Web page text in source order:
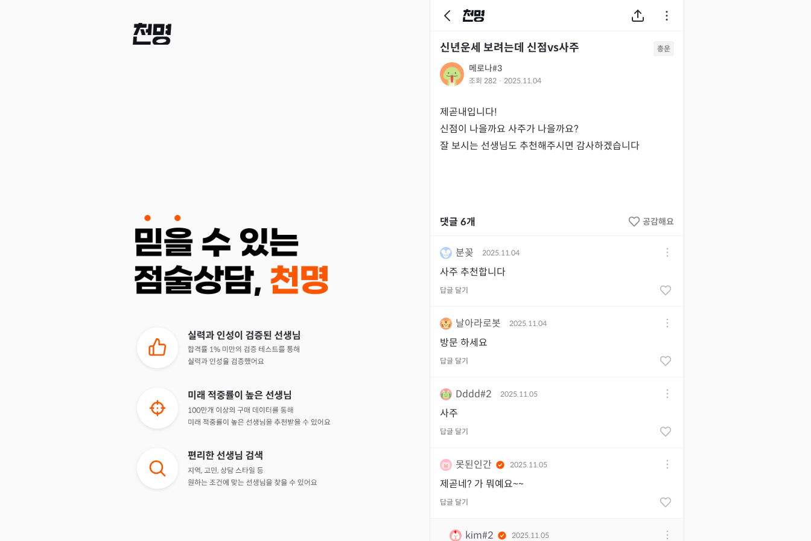
신년운세 보려는데 신점vs사주 총운
메로나#3
조회 282 · 2025.11.04
제곧내입니다!
신점이 나을까요 사주가 나을까요?
잘 보시는 선생님도 추천해주시면 감사하겠습니다
댓글 6개 공감해요
분꽂 2025.11.04
사주 추천합니다
답글 달기
날아라로봇 2025.11.04
방문 하세요
답글 달기
Dddd#2 2025.11.05
사주
답글 달기
못된인간 2025.11.05
제곧네? 가 뭐예요~~
답글 달기
kim#2 2025.11.05